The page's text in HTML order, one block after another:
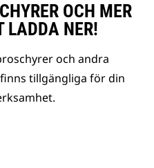
OCH MER
LADDA NER!
och andra
tillgängliga för din